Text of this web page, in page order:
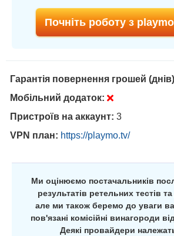
Почніть роботу з
Гарантія повернення грошей
Мобільний додаток:
Пристроїв на аккаунт: 3
VPN план: https://playmo.tv/
Ми оцінюємо постачальників
результатів ретельних тестів
але ми також беремо до уваги
пов'язані комісійні винагороди
Деякі провайдери